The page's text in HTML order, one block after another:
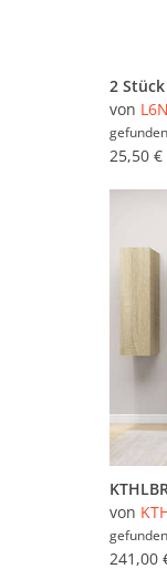
von
25,50 €
von
241,00